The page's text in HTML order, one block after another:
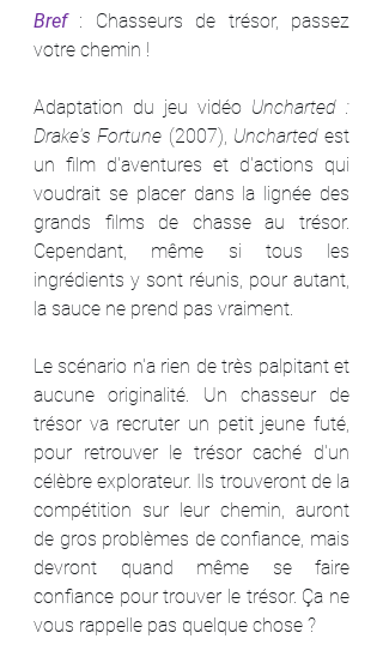
Bref : Chasseurs de trésor, passez
votre chemin !
Adaptation du jeu vidéo Uncharted :
Drake's Fortune (2007), Uncharted est
un film d'aventures et d'actions qui
voudrait se placer dans la lignée des
grands films de chasse au trésor.
Cependant, même si tous les
ingrédients y sont réunis, pour autant,
la sauce ne prend pas vraiment.
Le scénario n'a rien de très palpitant et
aucune originalité. Un chasseur de
trésor va recruter un petit jeune futé,
pour retrouver le trésor caché d'un
célèbre explorateur. Ils trouveront de la
compétition sur leur chemin, auront
de gros problèmes de confiance, mais
devront quand même se faire
confiance pour trouver le trésor. Ça ne
vous rappelle pas quelque chose ?